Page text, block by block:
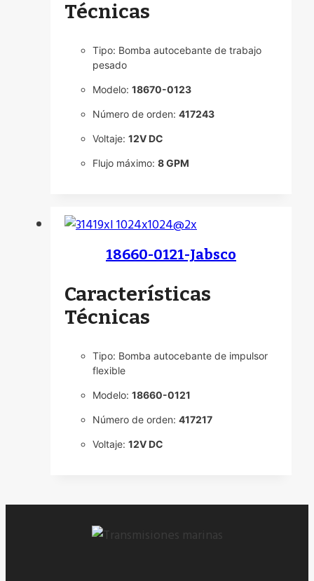
Técnicas
Tipo: Bomba autocebante de trabajo
pesado
Modelo: 18670-0123
Número de orden: 417243
Voltaje: 12V DC
Flujo máximo: 8 GPM
18660-0121-Jabsco
Características
Técnicas
Tipo: Bomba autocebante de impulsor
flexible
Modelo: 18660-0121
Número de orden: 417217
Voltaje: 12V DC